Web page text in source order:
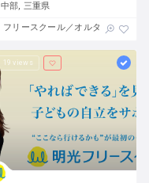
中部 三重県
フリースクール／オルタナティブス
19 views